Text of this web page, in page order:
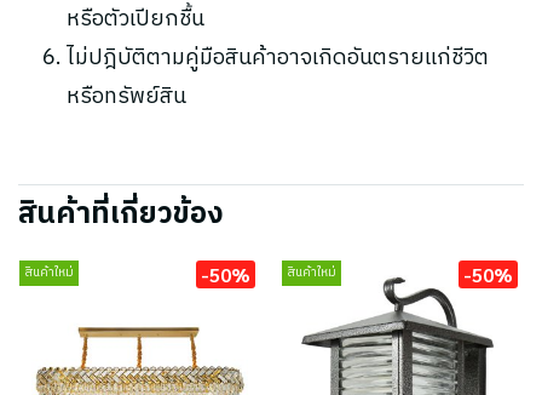
หรือตัวเปียกชื้น
ไม่ปฎิบัติตามคู่มือสินค้าอาจเกิดอันตรายแก่ชีวิต
หรือทรัพย์สิน
สินค้าที่เกี่ยวข้อง
สินค้าใหม่ -50% สินค้าใหม่ -50%